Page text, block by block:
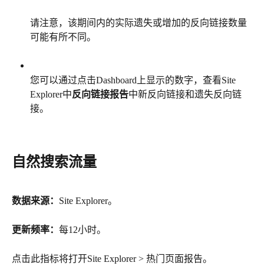
请注意，该期间内的实际遗失或增加的反向链接数量
可能有所不同。
您可以通过点击Dashboard上显示的数字，查看Site
Explorer中反向链接报告中新反向链接和遗失反向链
接。
自然搜索流量
数据来源： Site Explorer。
更新频率： 每12小时。
点击此指标将打开Site Explorer > 热门页面报告。